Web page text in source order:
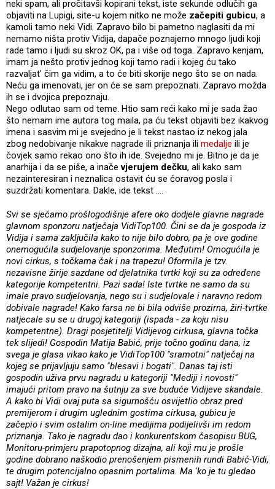
neki spam, ali pročitavši kopirani tekst, iste sekunde odlučih ga
objaviti na Lupigi, site-u kojem nitko ne može začepiti gubicu, a
kamoli tamo neki Vidi. Zapravo bilo bi pametno naglasiti da mi
nemamo ništa protiv Vidija, dapače poznajemo mnogo ljudi koji
rade tamo i ljudi su skroz OK, pa i više od toga. Zapravo kenjam,
imam ja nešto protiv jednog koji tamo radi i kojeg ću tako
razvaljat' čim ga vidim, a to će biti skorije nego što se on nada.
Neću ga imenovati, jer on će se sam prepoznati. Zapravo možda
ih se i dvojica prepoznaju.
Nego odlutao sam od teme. Htio sam reći kako mi je sada žao
što nemam ime autora tog maila, pa ću tekst objaviti bez ikakvog
imena i sasvim mi je svejedno je li tekst nastao iz nekog jala
zbog nedobivanje nikakve nagrade ili priznanja ili medalje ili je
čovjek samo rekao ono što ih ide. Svejedno mi je. Bitno je da je
anarhija i da se piše, a inačevjerujem dečku, ali kako sam
nezainteresiran i neznalica ostavit ću se ćoravog posla i
suzdržati komentara. Dakle, ide tekst ….
Svi se sjećamo prošlogodišnje afere oko dodjele glavne nagrade
glavnom sponzoru natječaja VidiTop100. Čini se da je gospoda iz
Vidija i sama zaključila kako to nije bilo dobro, pa je ove godine
onemogućila sudjelovanje sponzorima. Međutim! Omogućila je
novi cirkus, s točkama čak i na trapezu! Oformila je tzv.
nezavisne žirije sazdane od djelatnika tvrtki koji su za određene
kategorije kompetentni. Pazi sada! Iste tvrtke ne samo da su
imale pravo sudjelovanja, nego su i sudjelovale i naravno redom
dobivale nagrade! Kako farsa ne bi bila odviše prozirna, žiri-tvrtke
natjecale su se u drugoj kategoriji (ispada - za koju nisu
kompetentne). Dragi posjetitelji Vidijevog cirkusa, glavna točka
tek slijedi! Gospodin Matija Babić, prije točno godinu dana, iz
svega je glasa vikao kako je VidiTop100 "sramotni" natječaj na
kojeg se prijavljuju samo "blesavi i bogati". Danas taj isti
gospodin uživa prvu nagradu u kategoriji "Mediji i novosti"
imajući pritom pravo na šutnju za sve buduće Vidijeve skandale.
A kako bi Vidi ovaj puta sa sigurnošću osvijetlio obraz pred
premijerom i drugim uglednim gostima cirkusa, gubicu je
začepio i svim ostalim on-line medijima podijelivši im redom
priznanja. Tako je nagradu dao i konkurentskom časopisu BUG,
Monitoru-primjeru prapotopnog dizajna, ali koji mu je prošle
godine dobrano naškodio prenošenjem pismenih rundi Babić-Vidi,
te drugim potencijalno opasnim portalima. Ma 'ko je tu gledao
sajt! Važan je cirkus!